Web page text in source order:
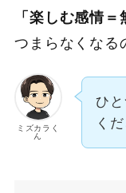
「楽しむ感情＝
つまらなくなる
ミズカラく
ん
ひ
くだ